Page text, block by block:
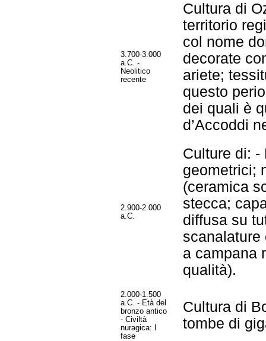
3.700-3.000
a.C. -
Neolitico
recente
Cultura di
territorio
col nome
decorate
ariete;
questo
dei quali è
d’Accoddi
2.900-2.000
a.C.
Culture di: -
geometrici;
(ceramica
stecca;
diffusa su
scanalature
a campana
qualità).
2.000-1.500
a.C. - Età del
bronzo antico
- Civiltà
nuragica: I
fase
Cultura di
tombe di